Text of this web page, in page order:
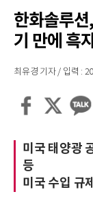
한화솔루
기 만에 흑
최유경 기자 / 입력 :
미국 태양광
등
미국 수입 규